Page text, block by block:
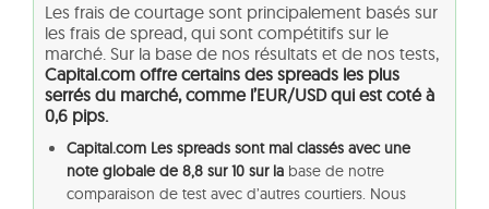
Les frais de courtage sont principalement basés sur
les frais de spread, qui sont compétitifs sur le
marché. Sur la base de nos résultats et de nos tests,
Capital.com offre certains des spreads les plus
serrés du marché, comme l’EUR/USD qui est coté à
0,6 pips.
Capital.com Les spreads sont mal classés avec une
note globale de 8,8 sur 10 sur la base de notre
comparaison de test avec d’autres courtiers. Nous